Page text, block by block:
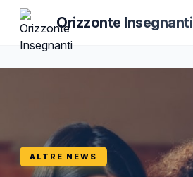
Orizzonte Insegnanti
ALTRE NEWS